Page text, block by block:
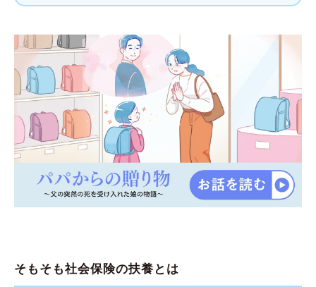
そもそも社会保険の扶養とは